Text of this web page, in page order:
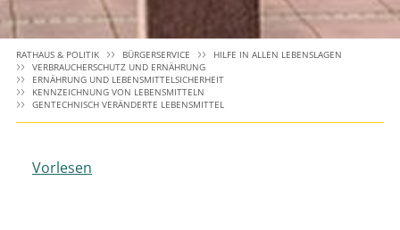
RATHAUS & POLITIK BÜRGERSERVICE
HILFE IN ALLEN LEBENSLAGEN
VERBRAUCHERSCHUTZ UND ERNÄHRUNG
ERNÄHRUNG UND LEBENSMITTELSICHERHEIT
KENNZEICHNUNG VON LEBENSMITTELN
GENTECHNISCH VERÄNDERTE LEBENSMITTEL
Vorlesen